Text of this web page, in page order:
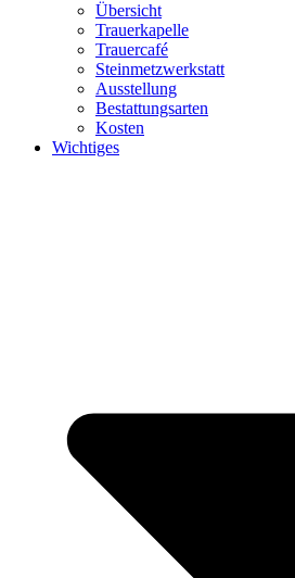
Übersicht
Trauerkapelle
Trauercafé
Steinmetzwerkstatt
Ausstellung
Bestattungsarten
Kosten
Wichtiges